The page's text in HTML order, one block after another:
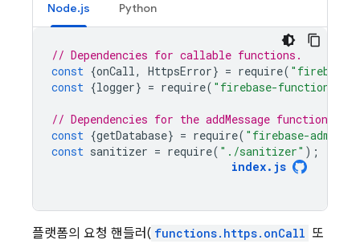
Node.js Python
// Dependencies for callable functions.
const {onCall, HttpsError} = require( "firebase-
const {logger} = require( "firebase-functions"
// Dependencies for the addMessage function.
const {getDatabase} = require( "firebase-admin/
const sanitizer = require( "./sanitizer" );
index. js
플랫폼의 요청 핸들러( functions.https.onCall 또